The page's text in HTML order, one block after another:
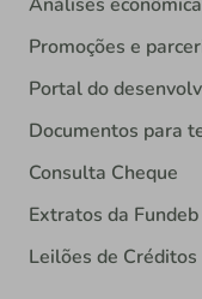
Promoções e
Portal do
Documentos para
Consulta Cheque
Extratos da Fundeb
Leilões de